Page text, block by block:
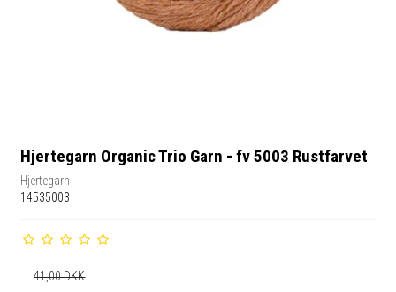
Hjertegarn Organic Trio Garn - fv 5003 Rustfarvet
Hjertegarn
14535003
41,00 DKK